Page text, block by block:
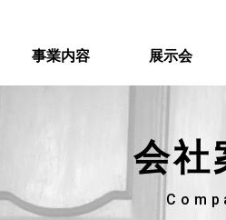
事業内容 展示会
会社